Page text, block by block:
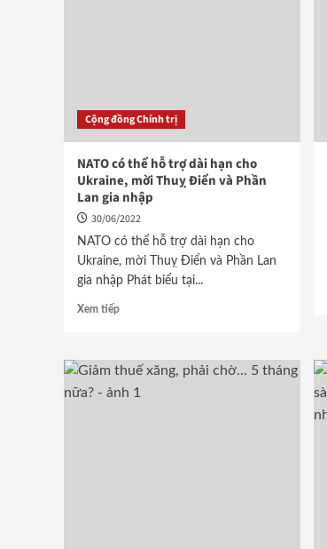
Cộng đồng Chính trị
NATO có thể hỗ trợ dài hạn cho
Ukraine, mời Thuỵ Điển và Phần
Lan gia nhập
30/06/2022
NATO có thể hỗ trợ dài hạn cho
Ukraine, mời Thuỵ Điển và Phần Lan
gia nhập Phát biểu tại...
Xem tiếp